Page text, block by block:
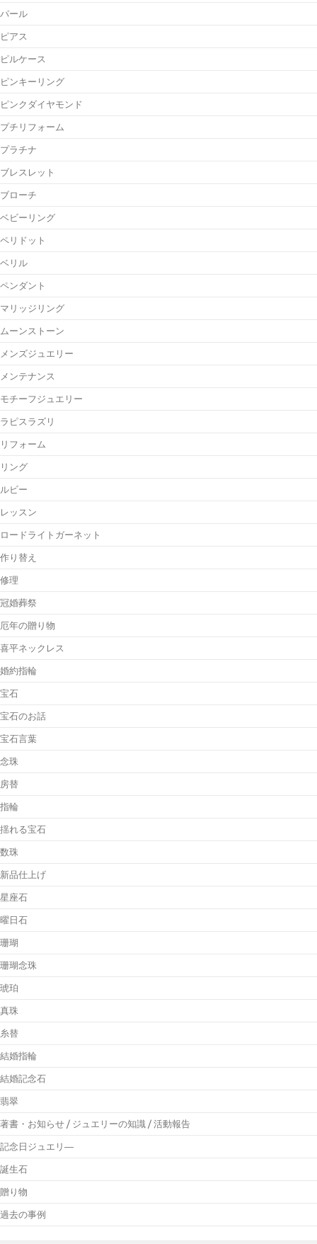
パール
ピアス
ピルケース
ピンキーリング
ピンクダイヤモンド
プチリフォーム
プラチナ
ブレスレット
ブローチ
ベビーリング
ペリドット
ベリル
ペンダント
マリッジリング
ムーンストーン
メンズジュエリー
メンテナンス
モチーフジュエリー
ラピスラズリ
リフォーム
リング
ルビー
レッスン
ロードライトガーネット
作り替え
修理
冠婚葬祭
厄年の贈り物
喜平ネックレス
婚約指輪
宝石
宝石のお話
宝石言葉
念珠
房替
指輪
揺れる宝石
数珠
新品仕上げ
星座石
曜日石
珊瑚
珊瑚念珠
琥珀
真珠
糸替
結婚指輪
結婚記念石
翡翠
著書・お知らせ / ジュエリーの知識 / 活動報告
記念日ジュエリ―
誕生石
贈り物
過去の事例